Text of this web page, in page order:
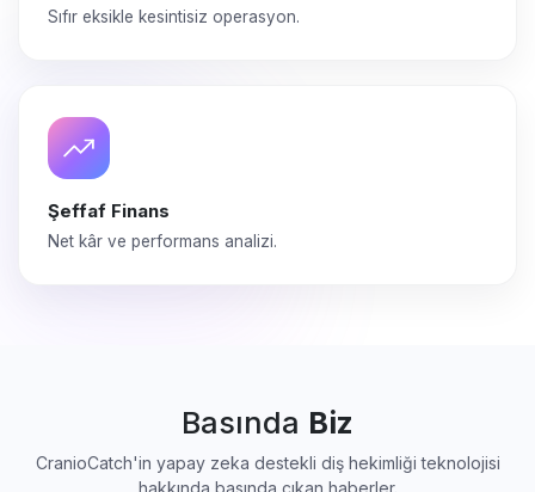
Sıfır eksikle kesintisiz operasyon.
Şeffaf Finans
Net kâr ve performans analizi.
Basında Biz
CranioCatch'in yapay zeka destekli diş hekimliği teknolojisi
hakkında basında çıkan haberler.